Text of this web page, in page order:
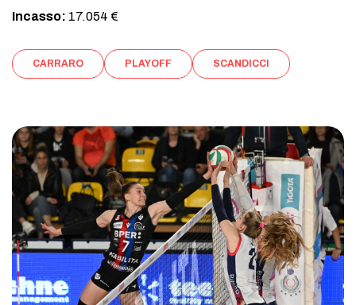
Incasso: 17.054 €
CARRARO PLAYOFF SCANDICCI